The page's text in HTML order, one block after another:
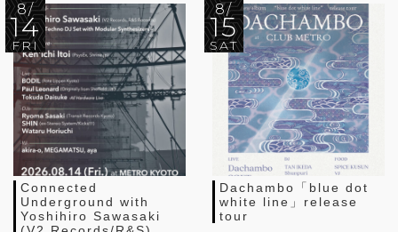
8/
14
FRI
Connected
Underground with
Yoshihiro Sawasaki
8/
15
SAT
Dachambo「blue dot
white line」release
tour